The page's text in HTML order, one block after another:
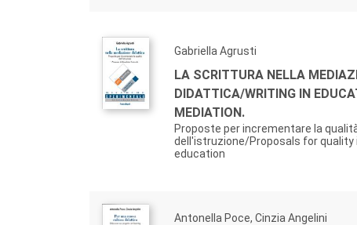
Gabriella Agrusti
LA SCRITTURA NELLA
DIDATTICA/WRITING IN
MEDIATION.
Proposte per incrementare la
dell'istruzione/Proposals for quality
education
Antonella Poce, Cinzia Angelini